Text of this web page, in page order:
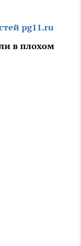
pg11.ru
в плохом